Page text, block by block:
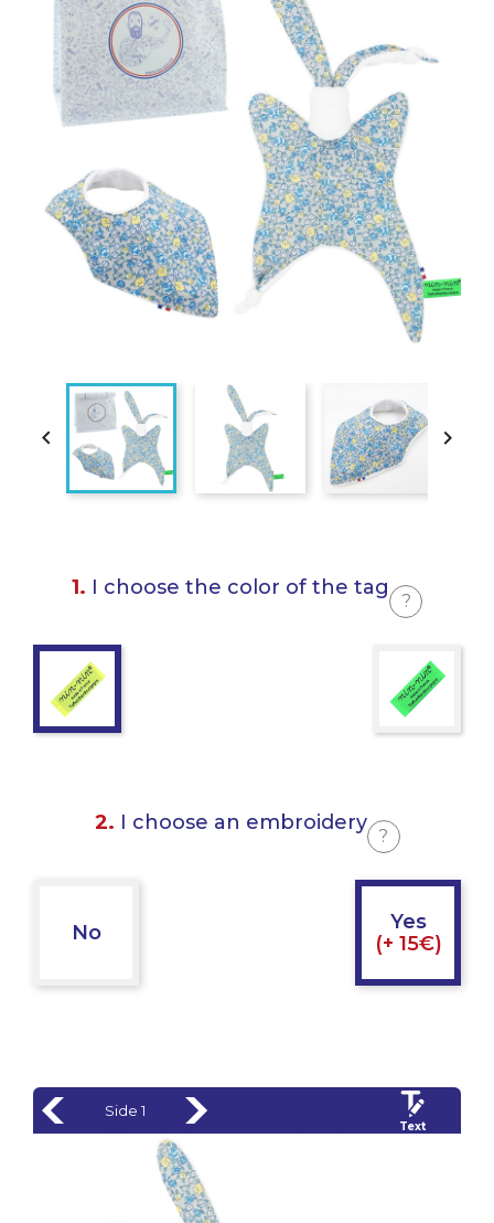
 
1. I choose the color of the tag
?
2. I choose an embroidery
?
No
Yes
(+ 15€)
Side 1
Text